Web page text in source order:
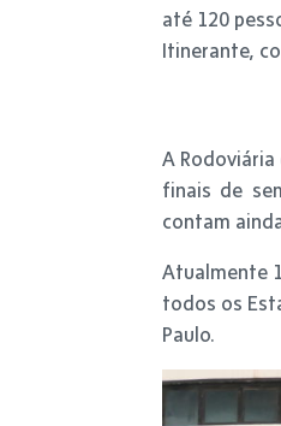
até 120
Itinerante,
A
finais de
contam
Atualmente
todos os
Paulo.